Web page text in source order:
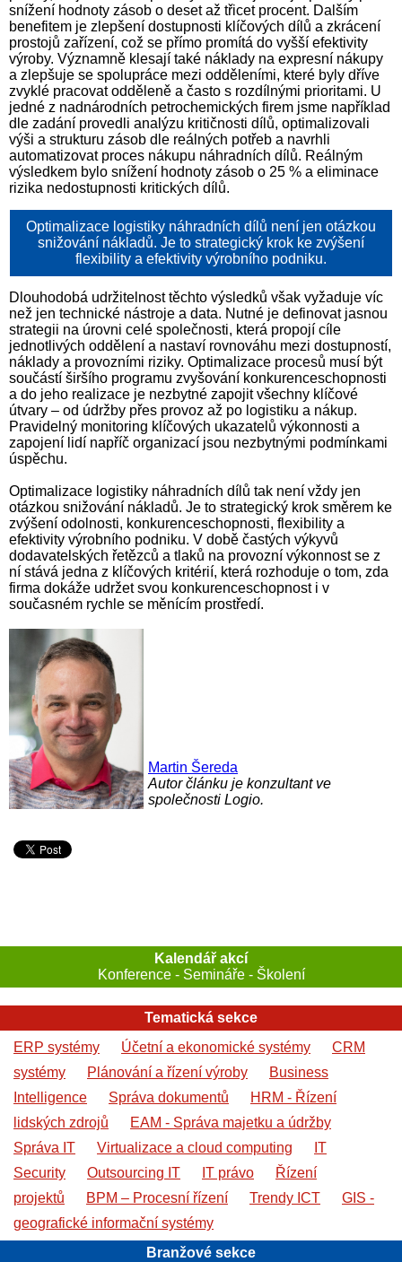
snížení hodnoty zásob o deset až třicet procent. Dalším
benefitem je zlepšení dostupnosti klíčových dílů a zkrácení
prostojů zařízení, což se přímo promítá do vyšší efektivity
výroby. Významně klesají také náklady na expresní nákupy
a zlepšuje se spolupráce mezi odděleními, které byly dříve
zvyklé pracovat odděleně a často s rozdílnými prioritami. U
jedné z nadnárodních petrochemických firem jsme například
dle zadání provedli analýzu kritičnosti dílů, optimalizovali
výši a strukturu zásob dle reálných potřeb a navrhli
automatizovat proces nákupu náhradních dílů. Reálným
výsledkem bylo snížení hodnoty zásob o 25 % a eliminace
rizika nedostupnosti kritických dílů.
Optimalizace logistiky náhradních dílů není jen otázkou
snižování nákladů. Je to strategický krok ke zvýšení
flexibility a efektivity výrobního podniku.
Dlouhodobá udržitelnost těchto výsledků však vyžaduje víc
než jen technické nástroje a data. Nutné je definovat jasnou
strategii na úrovni celé společnosti, která propojí cíle
jednotlivých oddělení a nastaví rovnováhu mezi dostupností,
náklady a provozními riziky. Optimalizace procesů musí být
součástí širšího programu zvyšování konkurenceschopnosti
a do jeho realizace je nezbytné zapojit všechny klíčové
útvary – od údržby přes provoz až po logistiku a nákup.
Pravidelný monitoring klíčových ukazatelů výkonnosti a
zapojení lidí napříč organizací jsou nezbytnými podmínkami
úspěchu.
Optimalizace logistiky náhradních dílů tak není vždy jen
otázkou snižování nákladů. Je to strategický krok směrem ke
zvýšení odolnosti, konkurenceschopnosti, flexibility a
efektivity výrobního podniku. V době častých výkyvů
dodavatelských řetězců a tlaků na provozní výkonnost se z
ní stává jedna z klíčových kritérií, která rozhoduje o tom, zda
firma dokáže udržet svou konkurenceschopnost i v
současném rychle se měnícím prostředí.
Martin Šereda
Autor článku je konzultant ve
společnosti Logio.
Kalendář akcí
Konference - Semináře - Školení
Tematická sekce
ERP systémy
Účetní a ekonomické systémy
CRM
systémy
Plánování a řízení výroby
Business
Intelligence
Správa dokumentů
HRM - Řízení
lidských zdrojů
EAM - Správa majetku a údržby
Správa IT
Virtualizace a cloud computing
IT
Security
Outsourcing IT IT právo
Řízení
projektů
BPM – Procesní řízení Trendy ICT
GIS -
geografické informační systémy
Branžové sekce